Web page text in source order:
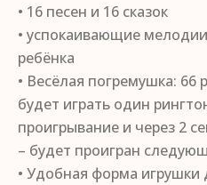
• 16 песен и 16 сказок
• успокаивающие
ребёнка
• Весёлая погремушка: 66
будет играть один
проигрывание и через 2
– будет проигран
• Удобная форма игрушки